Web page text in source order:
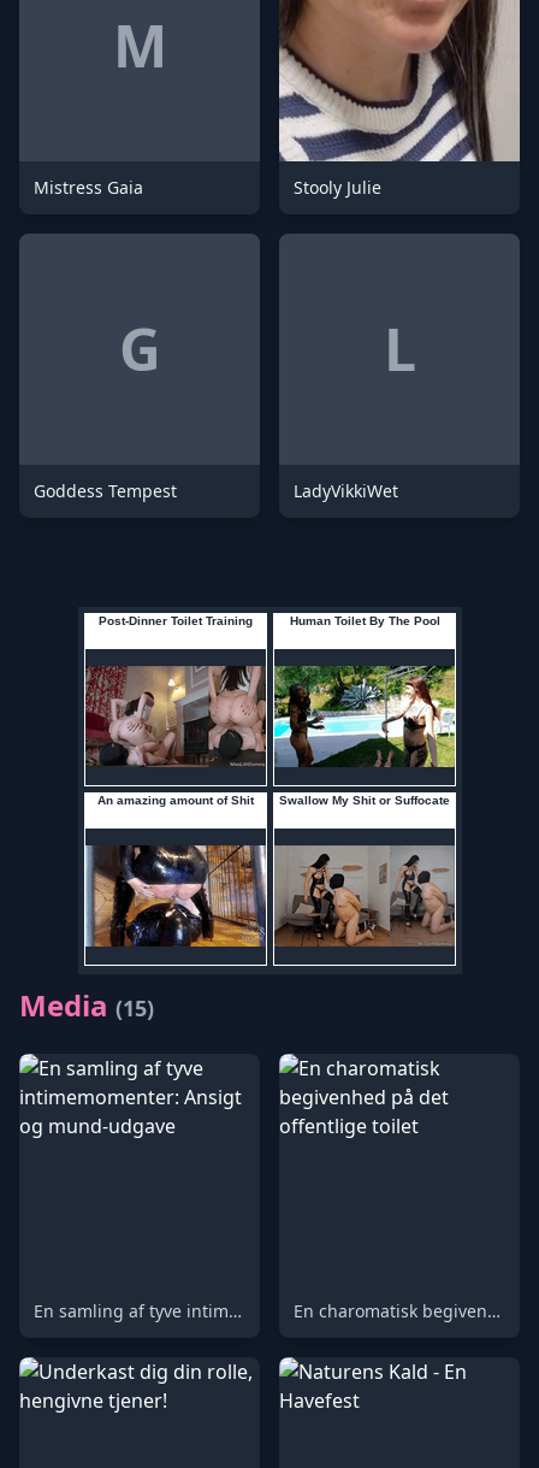
M
Mistress Gaia Stooly Julie
G
Goddess Tempest
L
LadyVikkiWet
Media (15)
En samling af tyve intimemomenter: Ansigt og mund-udgave En charomatisk begivenhed på det offentlige toilet